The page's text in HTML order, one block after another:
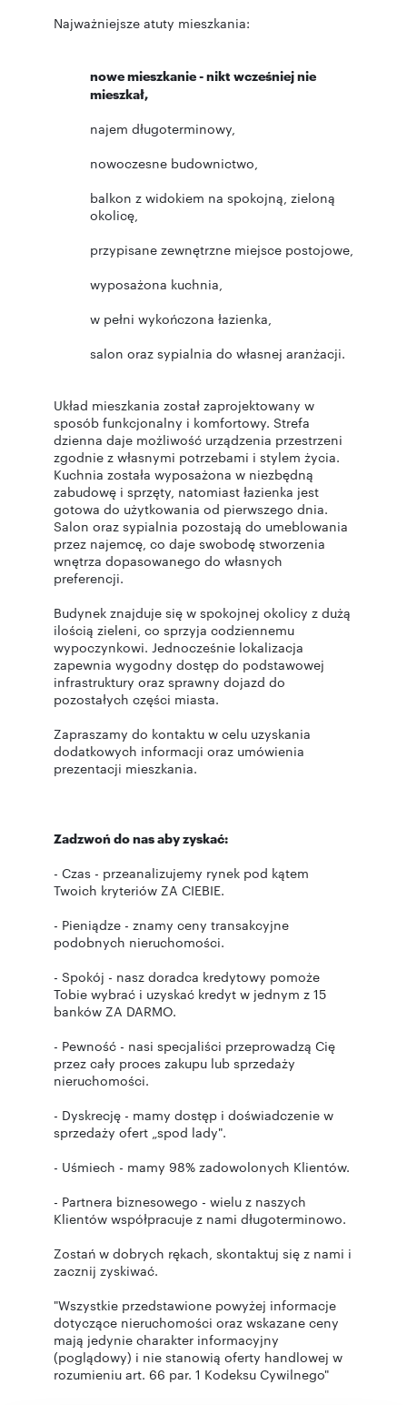
Najważniejsze atuty mieszkania:
nowe mieszkanie - nikt wcześniej nie
mieszkał,
najem długoterminowy,
nowoczesne budownictwo,
balkon z widokiem na spokojną, zieloną
okolicę,
przypisane zewnętrzne miejsce postojowe,
wyposażona kuchnia,
w pełni wykończona łazienka,
salon oraz sypialnia do własnej aranżacji.
Układ mieszkania został zaprojektowany w
sposób funkcjonalny i komfortowy. Strefa
dzienna daje możliwość urządzenia przestrzeni
zgodnie z własnymi potrzebami i stylem życia.
Kuchnia została wyposażona w niezbędną
zabudowę i sprzęty, natomiast łazienka jest
gotowa do użytkowania od pierwszego dnia.
Salon oraz sypialnia pozostają do umeblowania
przez najemcę, co daje swobodę stworzenia
wnętrza dopasowanego do własnych
preferencji.
Budynek znajduje się w spokojnej okolicy z dużą
ilością zieleni, co sprzyja codziennemu
wypoczynkowi. Jednocześnie lokalizacja
zapewnia wygodny dostęp do podstawowej
infrastruktury oraz sprawny dojazd do
pozostałych części miasta.
Zapraszamy do kontaktu w celu uzyskania
dodatkowych informacji oraz umówienia
prezentacji mieszkania.
Zadzwoń do nas aby zyskać:
- Czas - przeanalizujemy rynek pod kątem
Twoich kryteriów ZA CIEBIE.
- Pieniądze - znamy ceny transakcyjne
podobnych nieruchomości.
- Spokój - nasz doradca kredytowy pomoże
Tobie wybrać i uzyskać kredyt w jednym z 15
banków ZA DARMO.
- Pewność - nasi specjaliści przeprowadzą Cię
przez cały proces zakupu lub sprzedaży
nieruchomości.
- Dyskrecję - mamy dostęp i doświadczenie w
sprzedaży ofert „spod lady".
- Uśmiech - mamy 98% zadowolonych Klientów.
- Partnera biznesowego - wielu z naszych
Klientów współpracuje z nami długoterminowo.
Zostań w dobrych rękach, skontaktuj się z nami i
zacznij zyskiwać.
"Wszystkie przedstawione powyżej informacje
dotyczące nieruchomości oraz wskazane ceny
mają jedynie charakter informacyjny
(poglądowy) i nie stanowią oferty handlowej w
rozumieniu art. 66 par. 1 Kodeksu Cywilnego"